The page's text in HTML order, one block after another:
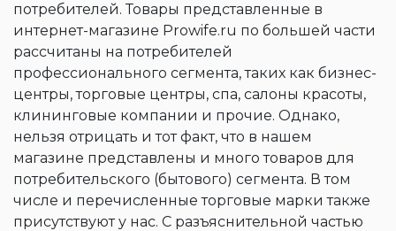
потребителей. Товары представленные в
интернет-магазине Prowife.ru по большей части
рассчитаны на потребителей
профессионального сегмента, таких как бизнес-
центры, торговые центры, спа, салоны красоты,
клининговые компании и прочие. Однако,
нельзя отрицать и тот факт, что в нашем
магазине представлены и много товаров для
потребительского (бытового) сегмента. В том
числе и перечисленные торговые марки также
присутствуют у нас. С разъяснительной частью